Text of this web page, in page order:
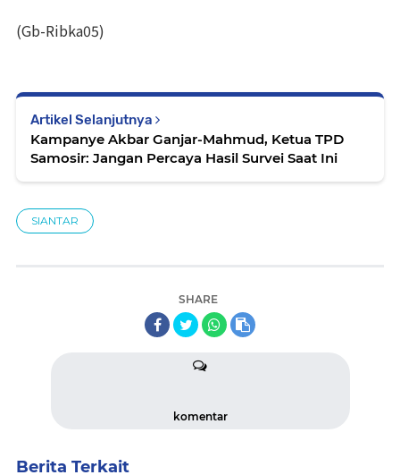
(Gb-Ribka05)
Artikel Selanjutnya
Kampanye Akbar Ganjar-Mahmud, Ketua TPD
Samosir: Jangan Percaya Hasil Survei Saat Ini
SIANTAR
SHARE
komentar
Berita Terkait